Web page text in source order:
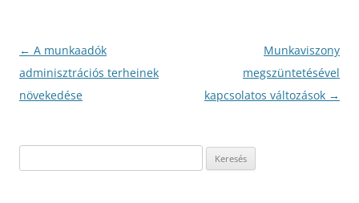
Bejegyzés
navigáció
← A munkaadók
adminisztrációs terheinek
növekedése
Munkaviszony
megszüntetésével
kapcsolatos változások →